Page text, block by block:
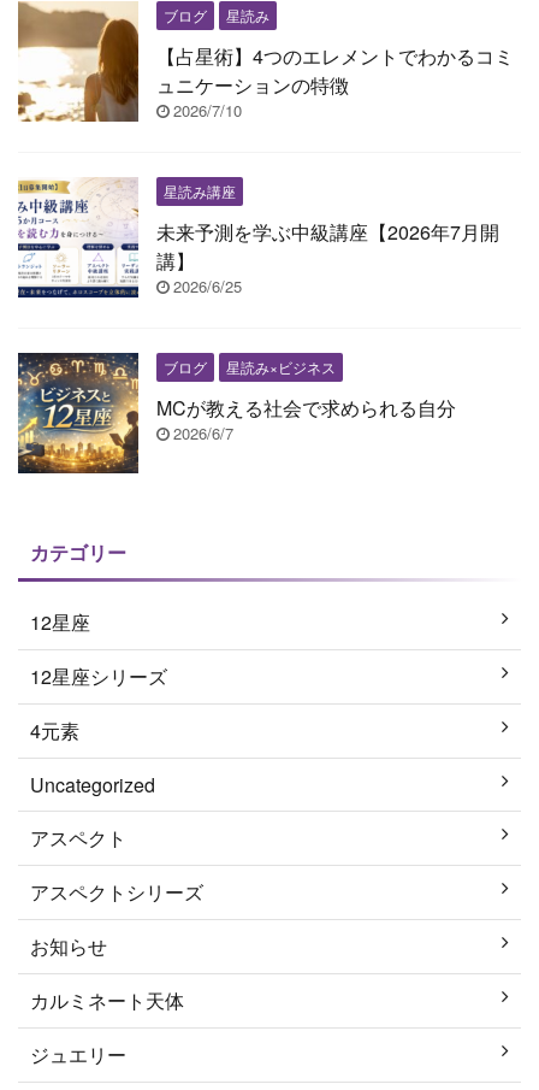
ブログ 星読み
【占星術】4つのエレメントでわかるコミ
ュニケーションの特徴
2026/7/10
星読み講座
未来予測を学ぶ中級講座【2026年7月開
講】
2026/6/25
ブログ 星読み×ビジネス
MCが教える社会で求められる自分
2026/6/7
カテゴリー
12星座
12星座シリーズ
4元素
Uncategorized
アスペクト
アスペクトシリーズ
お知らせ
カルミネート天体
ジュエリー